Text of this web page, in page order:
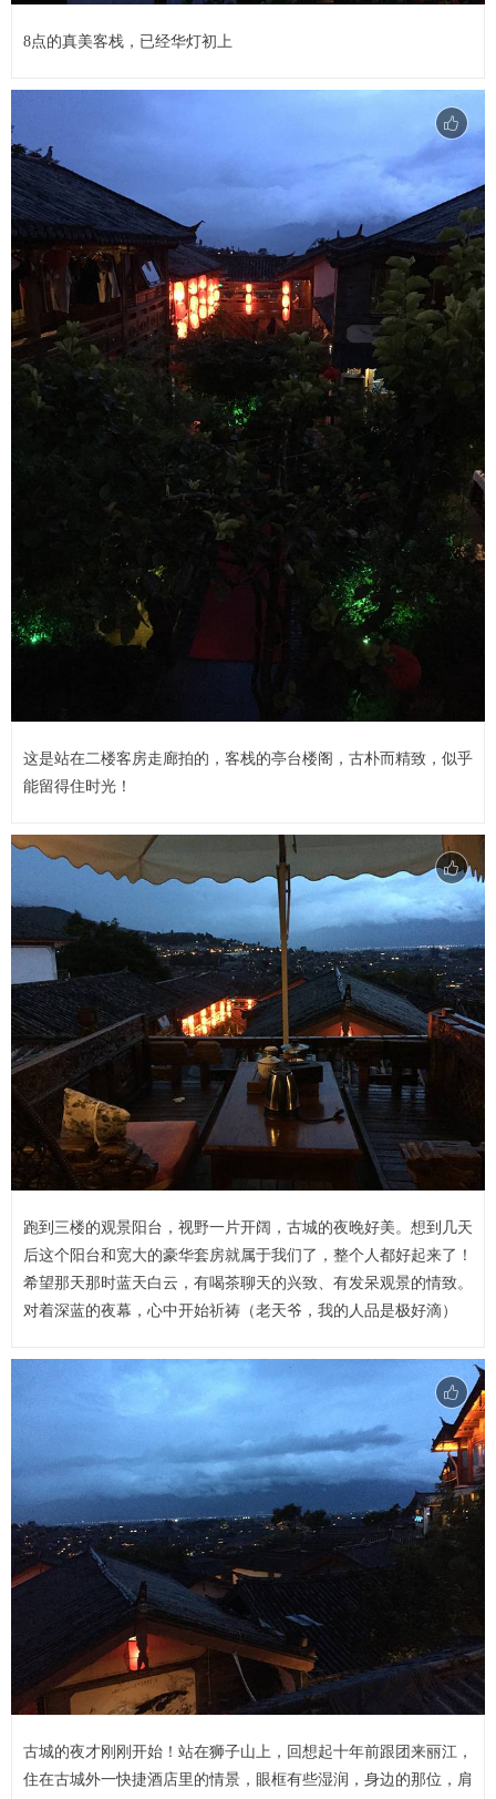
8点的真美客栈，已经华灯初上
这是站在二楼客房走廊拍的，客栈的亭台楼阁，古朴而精致，似乎
能留得住时光！
跑到三楼的观景阳台，视野一片开阔，古城的夜晚好美。想到几天
后这个阳台和宽大的豪华套房就属于我们了，整个人都好起来了！
希望那天那时蓝天白云，有喝茶聊天的兴致、有发呆观景的情致。
对着深蓝的夜幕，心中开始祈祷（老天爷，我的人品是极好滴）
古城的夜才刚刚开始！站在狮子山上，回想起十年前跟团来丽江，
住在古城外一快捷酒店里的情景，眼框有些湿润，身边的那位，肩